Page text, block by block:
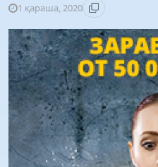
1 қараша, 2020